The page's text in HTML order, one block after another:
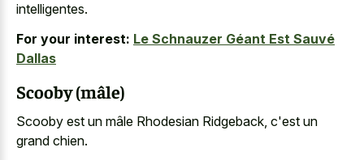
intelligentes.
For your interest: Le Schnauzer Géant Est Sauvé
Dallas
Scooby (mâle)
Scooby est un mâle Rhodesian Ridgeback, c'est un
grand chien.